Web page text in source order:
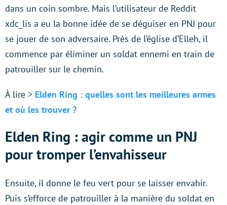
dans un coin sombre. Mais l’utilisateur de Reddit
xdc_lis a eu la bonne idée de se déguiser en PNJ pour
se jouer de son adversaire. Près de l’église d’Elleh, il
commence par éliminer un soldat ennemi en train de
patrouiller sur le chemin.
À lire > Elden Ring : quelles sont les meilleures armes
et où les trouver ?
Elden Ring : agir comme un PNJ
pour tromper l’envahisseur
Ensuite, il donne le feu vert pour se laisser envahir.
Puis s’efforce de patrouiller à la manière du soldat en